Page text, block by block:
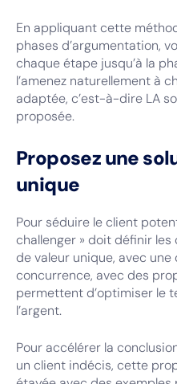
En appliquant cette
phases d’argumentation,
chaque étape jusqu’à la
l’amenez naturellement à
adaptée, c’est-à-dire LA
proposée.
Proposez une
unique
Pour séduire le client
challenger » doit définir
de valeur unique, avec
concurrence, avec des
permettent d’optimiser le
l’argent.
Pour accélérer la
un client indécis, cette